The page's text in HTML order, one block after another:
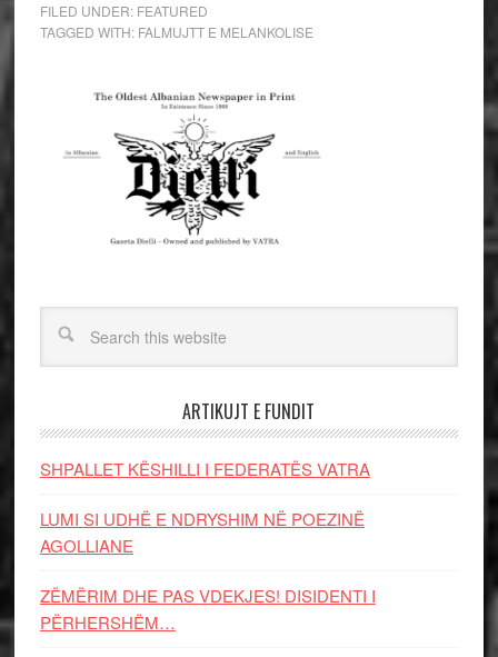
FILED UNDER: FEATURED
TAGGED WITH: FALMUJTT E MELANKOLISE
ARTIKUJT E FUNDIT
SHPALLET KËSHILLI I FEDERATËS VATRA
LUMI SI UDHË E NDRYSHIM NË POEZINË
AGOLLIANE
ZËMËRIM DHE PAS VDEKJES! DISIDENTI I
PËRHERSHËM…